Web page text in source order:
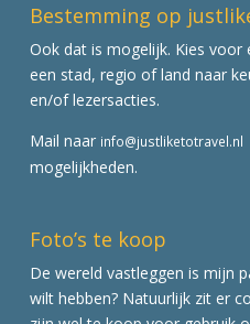
Bestemming op
Ook dat is mogelijk. Kies
een stad, regio of land naar
en/of lezersacties.
Mail naar info@justliketotravel.nl
mogelijkheden.
Foto’s te koop
De wereld vastleggen is mijn
wilt hebben? Natuurlijk zit er